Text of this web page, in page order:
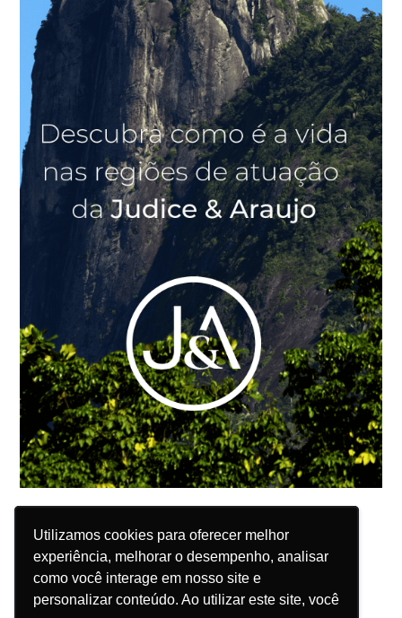
Utilizamos cookies para oferecer melhor
experiência, melhorar o desempenho, analisar
como você interage em nosso site e
personalizar conteúdo. Ao utilizar este site, você
Utilizamos cookies para oferecer melhor
experiência, melhorar o desempenho, analisar
como você interage em nosso site e
personalizar conteúdo. Ao utilizar este site, você